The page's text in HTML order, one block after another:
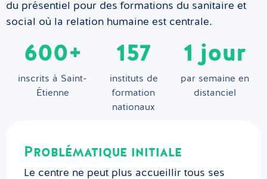
du présentiel pour des formations du sanitaire et
social où la relation humaine est centrale.
600+
inscrits à Saint-
Étienne
157
instituts de
formation
nationaux
1 jour
par semaine en
distanciel
Problématique initiale
Le centre ne peut plus accueillir tous ses